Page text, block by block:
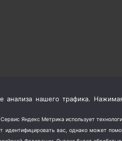
нашего трафика.
Яндекс Метрика использует
вас, однако может